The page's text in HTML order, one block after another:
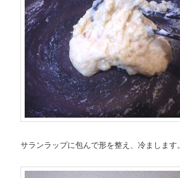
サランラップに包んで形を整え、冷まします。